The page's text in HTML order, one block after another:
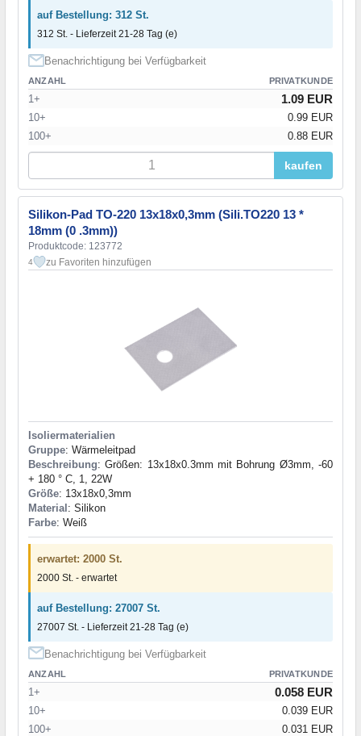
auf Bestellung: 312 St.
312 St. - Lieferzeit 21-28 Tag (e)
Benachrichtigung bei Verfügbarkeit
ANZAHL PRIVATKUNDE
1+ 1.09 EUR
10+
0.99 EUR
100+
0.88 EUR
kaufen
Silikon-Pad TO-220 13x18x0,3mm (Sili.TO220 13 *
18mm (0 .3mm))
Produktcode: 123772
4 zu Favoriten hinzufügen
Isoliermaterialien
Gruppe: Wärmeleitpad
Beschreibung: Größen: 13x18x0.3mm mit Bohrung Ø3mm, -60
+ 180 ° C, 1, 22W
Größe: 13x18x0,3mm
Material : Silikon
Farbe: Weiß
erwartet: 2000 St.
2000 St. - erwartet
auf Bestellung: 27007 St.
27007 St. - Lieferzeit 21-28 Tag (e)
Benachrichtigung bei Verfügbarkeit
ANZAHL PRIVATKUNDE
1+ 0.058 EUR
10+
0.039 EUR
100+
0.031 EUR